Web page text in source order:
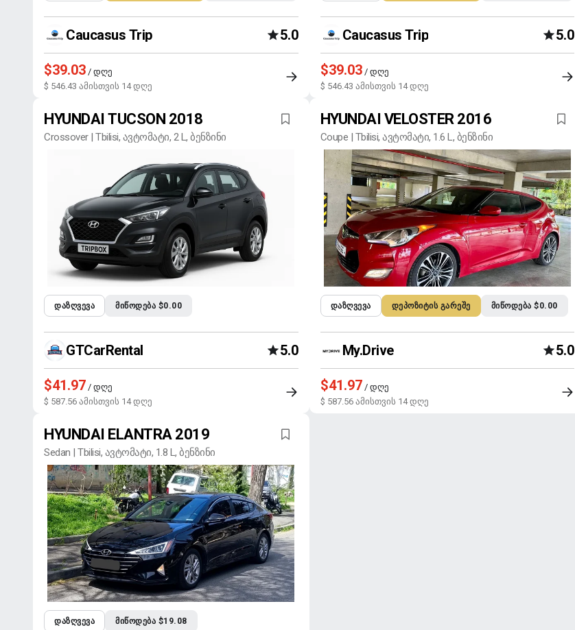
Caucasus Trip 5.0
$39.03 / დღე
$ 546.43 ამისთვის 14 დღე
Caucasus Trip 5.0
$39.03/ დღე
$ 546.43 ამისთვის 14 დღე
HYUNDAI TUCSON 2018
Crossover | Tbilisi, ავტომატი, 2 L, ბენზინი
ᲓᲐᲖᲦᲕᲔᲕᲐ ᲛᲘᲬᲝᲓᲔᲑᲐ $0.00
GTCarRental 5.0
$41.97 / დღე
$ 587.56 ამისთვის 14 დღე
HYUNDAI VELOSTER 2016
Coupe | Tbilisi, ავტომატი, 1.6 L, ბენზინი
ᲓᲐᲖᲦᲕᲔᲕᲐ ᲓᲔᲞᲝᲖᲘᲢᲘᲡ ᲒᲐᲠᲔᲨᲔ ᲛᲘᲬᲝᲓᲔᲑᲐ $0.00
My.Drive 5.0
$41.97 / დღე
$ 587.56 ამისთვის 14 დღე
HYUNDAI ELANTRA 2019
Sedan | Tbilisi, ავტომატი, 1.8 L, ბენზინი
ᲓᲐᲖᲦᲕᲔᲕᲐ ᲛᲘᲬᲝᲓᲔᲑᲐ $19.08